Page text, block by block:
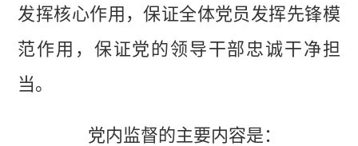
发挥核心作用，保证全体党员发挥先锋模
范作用，保证党的领导干部忠诚干净担
当。
党内监督的主要内容是：